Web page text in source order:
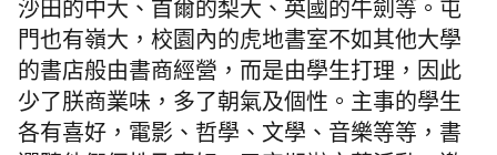
沙田的中大、首爾的梨大、英國的牛劍等。屯
門也有嶺大，校園內的虎地書室不如其他大學
的書店般由書商經營，而是由學生打理，因此
少了朕商業味，多了朝氣及個性。主事的學生
各有喜好，電影、哲學、文學、音樂等等，書